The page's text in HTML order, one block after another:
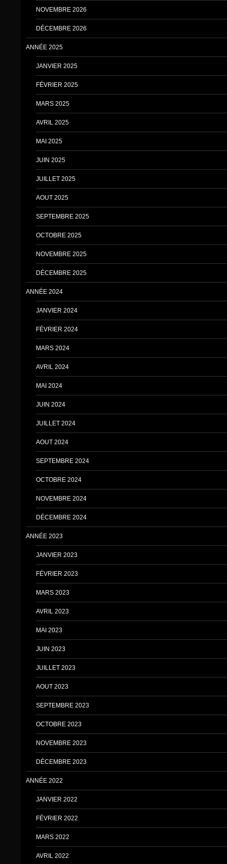
NOVEMBRE 2026
DÉCEMBRE 2026
ANNÉE 2025
JANVIER 2025
FÉVRIER 2025
MARS 2025
AVRIL 2025
MAI 2025
JUIN 2025
JUILLET 2025
AOUT 2025
SEPTEMBRE 2025
OCTOBRE 2025
NOVEMBRE 2025
DÉCEMBRE 2025
ANNÉE 2024
JANVIER 2024
FÉVRIER 2024
MARS 2024
AVRIL 2024
MAI 2024
JUIN 2024
JUILLET 2024
AOUT 2024
SEPTEMBRE 2024
OCTOBRE 2024
NOVEMBRE 2024
DÉCEMBRE 2024
ANNÉE 2023
JANVIER 2023
FÉVRIER 2023
MARS 2023
AVRIL 2023
MAI 2023
JUIN 2023
JUILLET 2023
AOUT 2023
SEPTEMBRE 2023
OCTOBRE 2023
NOVEMBRE 2023
DÉCEMBRE 2023
ANNÉE 2022
JANVIER 2022
FÉVRIER 2022
MARS 2022
AVRIL 2022